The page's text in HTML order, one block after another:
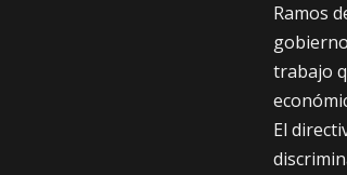
Ramos
trabajo
El